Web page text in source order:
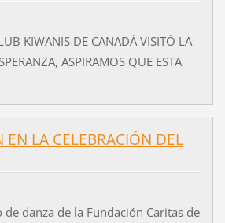
KIWANIS DE CANADÁ VISITÓ LA
ASPIRAMOS QUE ESTA
EN LA CELEBRACIÓN DEL
de danza de la Fundación Caritas de